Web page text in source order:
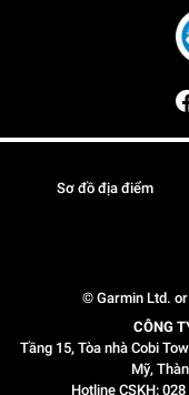
© Garmin Ltd.
CÔNG
Tầng 15, Tòa nhà Cobi
Mỹ,
Hotline CSKH:
Sơ đồ địa điểm